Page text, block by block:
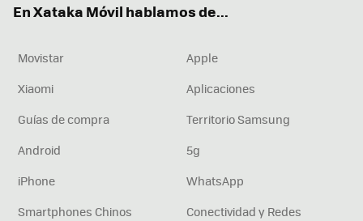
En Xataka Móvil hablamos de...
Movistar
Apple
Xiaomi
Aplicaciones
Guías de compra
Territorio Samsung
Android
5g
iPhone
WhatsApp
Smartphones Chinos
Conectividad y Redes